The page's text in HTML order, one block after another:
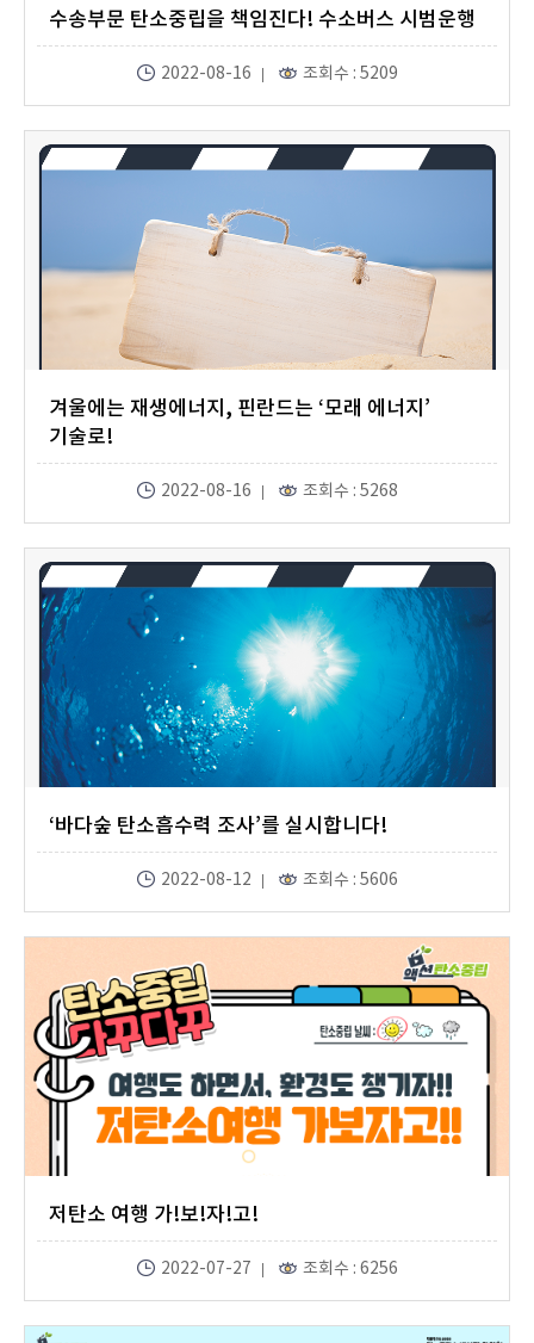
수송부문 탄소중립을 책임진다! 수소버스 시범운행
2022-08-16 조회수 : 5209
겨울에는 재생에너지, 핀란드는 ‘모래 에너지’
기술로!
2022-08-16 조회수 : 5268
‘바다숲 탄소흡수력 조사’를 실시합니다!
2022-08-12 조회수 : 5606
저탄소 여행 가!보!자!고!
2022-07-27 조회수 : 6256